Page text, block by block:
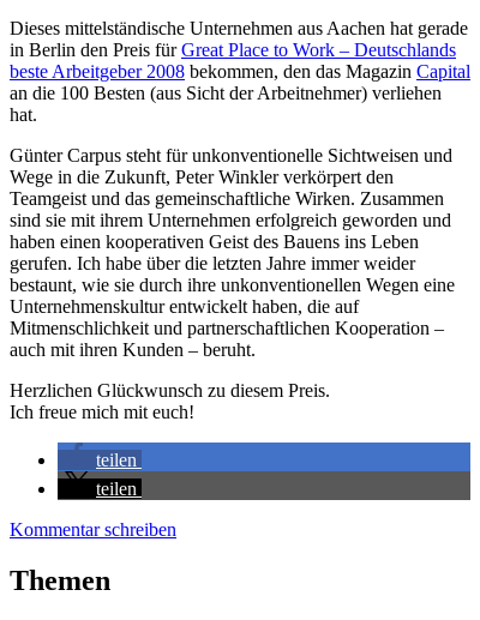
Dieses mittelständische Unternehmen aus Aachen hat gerade
in Berlin den Preis fürGreat Place to Work – Deutschlands
beste Arbeitgeber 2008 bekommen, den das Magazin Capital
an die 100 Besten (aus Sicht der Arbeitnehmer) verliehen
hat.
Günter Carpus steht für unkonventionelle Sichtweisen und
Wege in die Zukunft, Peter Winkler verkörpert den
Teamgeist und das gemeinschaftliche Wirken. Zusammen
sind sie mit ihrem Unternehmen erfolgreich geworden und
haben einen kooperativen Geist des Bauens ins Leben
gerufen. Ich habe über die letzten Jahre immer weider
bestaunt, wie sie durch ihre unkonventionellen Wegen eine
Unternehmenskultur entwickelt haben, die auf
Mitmenschlichkeit und partnerschaftlichen Kooperation –
auch mit ihren Kunden – beruht.
Herzlichen Glückwunsch zu diesem Preis.
Ich freue mich mit euch!
teilen
teilen
Kommentar schreiben
Themen